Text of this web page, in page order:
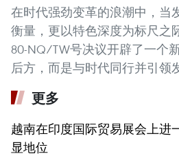
在时代强劲变革的浪潮中，当
衡量，更以特色深度为标尺之
80-NQ/TW号决议开辟了一个
后方，而是与时代同行并引领
更多
越南在印度国际贸易展会上进
显地位